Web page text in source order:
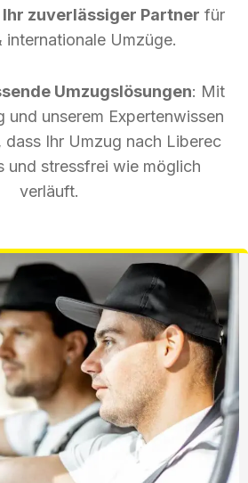
Ihr zuverlässiger Partner für
internationale Umzüge.
Umzugslösungen: Mit
und unserem Expertenwissen
dass Ihr Umzug nach Liberec
und stressfrei wie möglich
verläuft.